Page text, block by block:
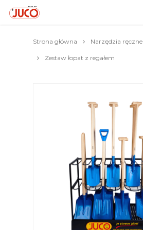
Strona główna Narzędzia ręczne
Zestaw łopat z regałem